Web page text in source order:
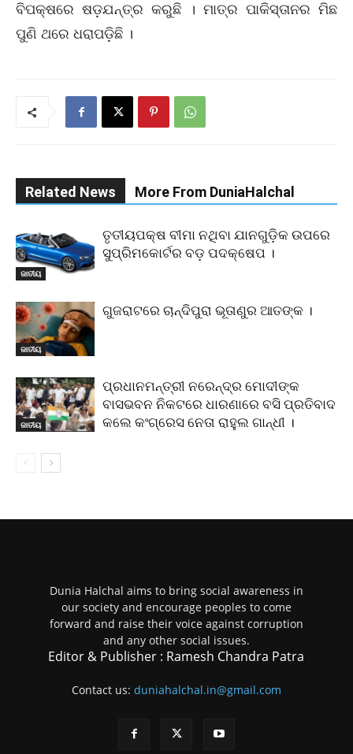
ବିପକ୍ଷରେ ଷଡ଼ଯନ୍ତ୍ର କରୁଛି । ମାତ୍ର ପାକିସ୍ତାନର ମିଛ
ପୁଣି ଥରେ ଧରାପଡ଼ିଛି ।
Related News More From DuniaHalchal
ଜାତୀୟ
ତୃତୀୟପକ୍ଷ ବୀମା ନଥିବା ଯାନଗୁଡ଼ିକ ଉପରେ
ସୁପ୍ରିମକୋର୍ଟର ବଡ଼ ପଦକ୍ଷେପ ।
ଜାତୀୟ
ଗୁଜରାଟରେ ଚାନ୍ଦିପୁରା ଭୂତାଣୁର ଆତଙ୍କ ।
ଜାତୀୟ
ପ୍ରଧାନମନ୍ତ୍ରୀ ନରେନ୍ଦ୍ର ମୋଦୀଙ୍କ
ବାସଭବନ ନିକଟରେ ଧାରଣାରେ ବସି ପ୍ରତିବାଦ
କଲେ କଂଗ୍ରେସ ନେତା ରାହୁଲ ଗାନ୍ଧୀ ।
Dunia Halchal aims to bring social awareness in
our society and encourage peoples to come
forward and raise their voice against corruption
and any other social issues.
Editor & Publisher : Ramesh Chandra Patra
Contact us: duniahalchal.in@gmail.com